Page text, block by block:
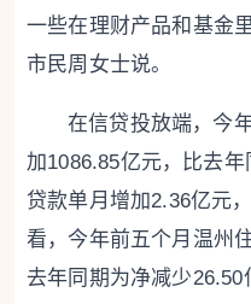
一些在理财产品和基金
市民周女士说。
在信贷投放端，今
加1086.85亿元，比去
贷款单月增加2.36亿元
看，今年前五个月温州
去年同期为净减少